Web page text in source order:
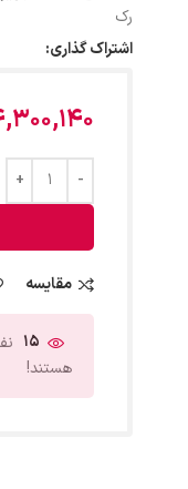
رک
اشتراک گذاری:
مقایسه
15
هستند!